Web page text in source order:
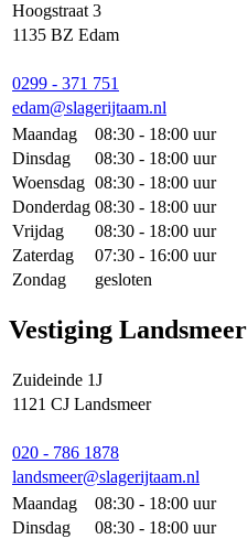
Hoogstraat 3
1135 BZ Edam
0299 - 371 751
edam@slagerijtaam.nl
Maandag
08:30 - 18:00 uur
Dinsdag
08:30 - 18:00 uur
Woensdag 08:30 - 18:00 uur
Donderdag 08:30 - 18:00 uur
Vrijdag
08:30 - 18:00 uur
Zaterdag
07:30 - 16:00 uur
Zondag
gesloten
Vestiging Landsmeer
Zuideinde 1J
1121 CJ Landsmeer
020 - 786 1878
landsmeer@slagerijtaam.nl
Maandag
08:30 - 18:00 uur
Dinsdag
08:30 - 18:00 uur